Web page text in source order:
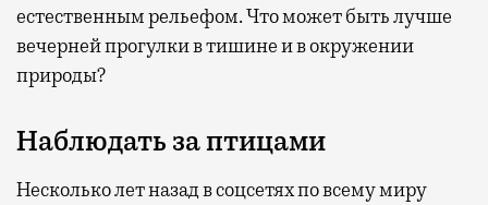
естественным рельефом. Что может быть лучше
вечерней прогулки в тишине и в окружении
природы?
Наблюдать за птицами
Несколько лет назад в соцсетях по всему миру